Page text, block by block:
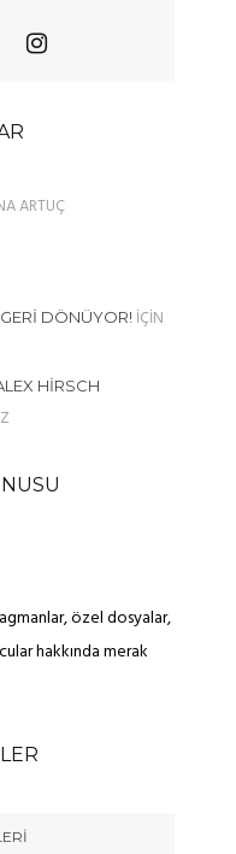
ARTUÇ
DÖNÜYOR!IÇIN
HIRSCH
özel dosyalar,
hakkında merak